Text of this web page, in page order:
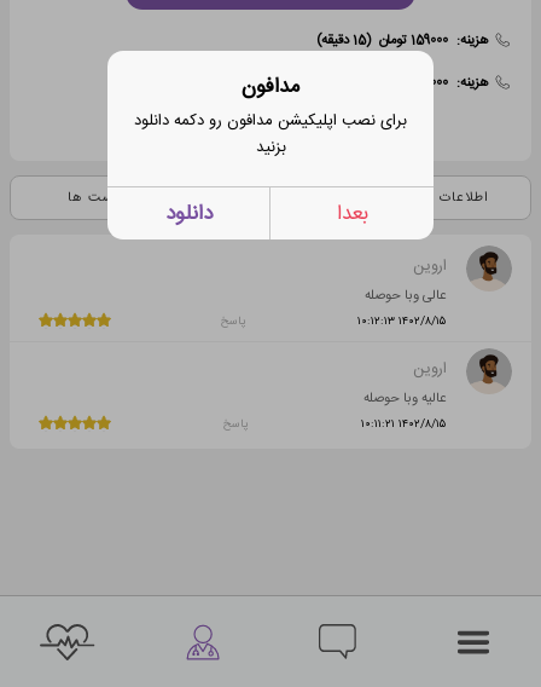
هزینه: 159000 تومان
(15 دقیقه)
هزینه: 229000 تومان
دریافت مشاوره تلفنی
اطلاعات کامل پست ها
اروین
عالی وبا حوصله
۱۴۰۲/۸/۱۵‏ ۱۰:۱۲:۱۳ پاسخ
اروین
عالیه وبا حوصله
۱۴۰۲/۸/۱۵‏ ۱۰:۱۱:۲۱ پاسخ
مدافون
برای نصب اپلیکیشن مدافون رو دکمه دانلود
بزنید
بعدا دانلود